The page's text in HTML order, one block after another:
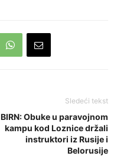
Sledeći tekst
BIRN: Obuke u paravojnom
kampu kod Loznice držali
instruktori iz Rusije i
Belorusije